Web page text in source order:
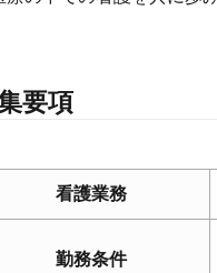
要項
看護業務
勤務条件